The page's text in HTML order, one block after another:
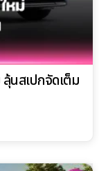
นสเปกจัดเต็ม